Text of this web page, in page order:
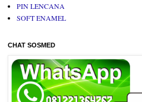
PIN LENCANA
SOFT ENAMEL
CHAT SOSMED